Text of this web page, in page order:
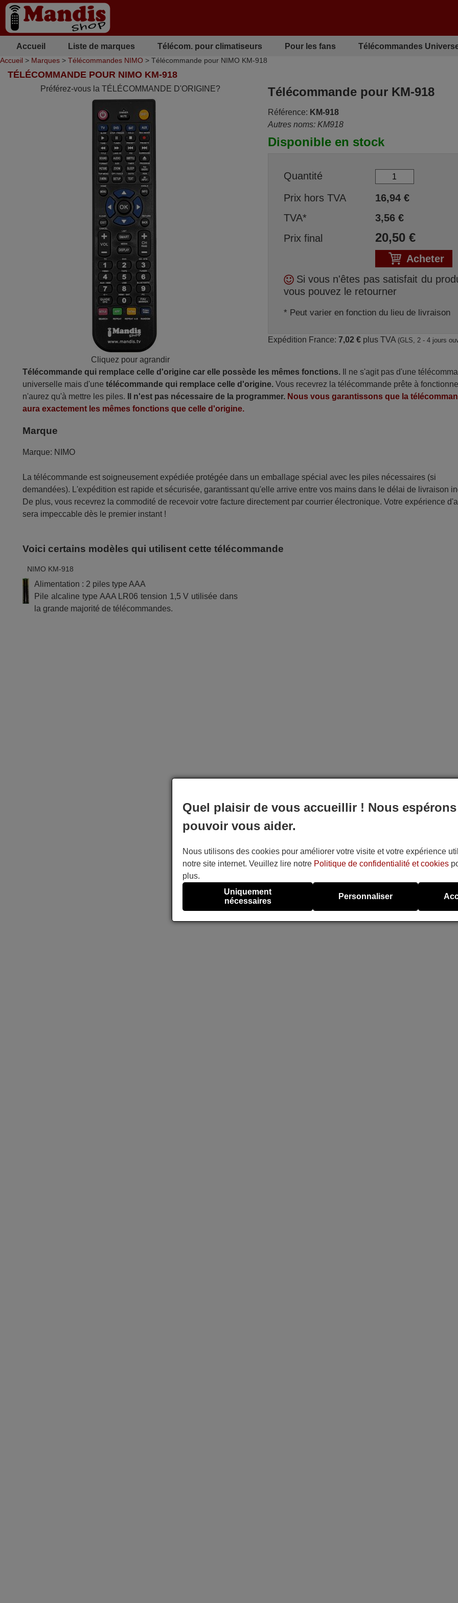
Accueil Liste de marques Télécom. pour climatiseurs Pour les fans Télécommandes
Accueil > Marques > Télécommandes NIMO > Télécommande pour NIMO KM-918
TÉLÉCOMMANDE POUR NIMO KM-918
Préférez-vous la TÉLÉCOMMANDE D'ORIGINE?
Cliquez pour agrandir
Télécommande pour KM-918
Référence: KM-918
Autres noms: KM918
Disponible en stock
Quantité
Prix hors TVA
16,94€
TVA*
3,56€
Prix final
20,50€
Acheter
Si vous n'êtes pas satisfait du
vous pouvez le retourner
* Peut varier en fonction du lieu de livraison
Expédition France: 7,02 €plus TVA (GLS, 2 - 4 jours
Télécommande qui remplace celle d'origine car elle possède les mêmes fonctions. Il ne s'agit pas d'une
universelle mais d'unetélécommande qui remplace celle d'origine. Vous recevrez la télécommande prête à
n'aurez qu'à mettre les piles.
Il n'est pas nécessaire de la programmer. Nous vous garantissons que la
aura exactement les mêmes fonctions que celle d'origine.
Marque
Marque: NIMO
La télécommande est soigneusement expédiée protégée dans un emballage spécial avec les piles nécessaires (si
demandées). L'expédition est rapide et sécurisée, garantissant qu'elle arrive entre vos mains dans le délai de livraison
De plus, vous recevrez la commodité de recevoir votre facture directement par courrier électronique. Votre expérience
sera impeccable dès le premier instant !
Voici certains modèles qui utilisent cette télécommande
NIMO KM-918
Alimentation : 2 piles type AAA
Pile alcaline type AAA LR06 tension 1,5 V utilisée dans
la grande majorité de télécommandes.
Quel plaisir de vous accueillir ! Nous espérons
pouvoir vous aider.
Nous utilisons des cookies pour améliorer votre visite et votre expérience
notre site internet. Veuillez lire notre Politique de confidentialité et cookies
plus.
Uniquement
nécessaires
Personnaliser